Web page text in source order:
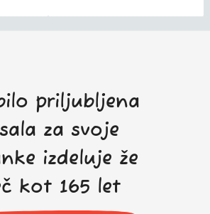
priljubljena
za svoje
izdeluje že
kot 165 let